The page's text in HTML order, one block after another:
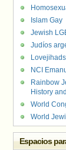
Islam Gay
Jewish
Judíos
NCI
Rainbow
History
World
World
Espacios